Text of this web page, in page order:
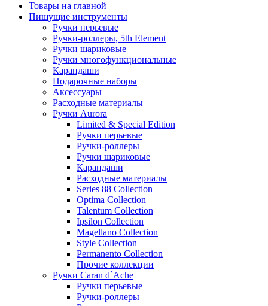
Товары на главной
Пишущие инструменты
Ручки перьевые
Ручки-роллеры, 5th Element
Ручки шариковые
Ручки многофункциональные
Карандаши
Подарочные наборы
Аксессуары
Расходные материалы
Ручки Aurora
Limited & Special Edition
Ручки перьевые
Ручки-роллеры
Ручки шариковые
Карандаши
Расходные материалы
Series 88 Collection
Optima Collection
Talentum Collection
Ipsilon Collection
Magellano Collection
Style Collection
Permanento Collection
Прочие коллекции
Ручки Caran d`Ache
Ручки перьевые
Ручки-роллеры